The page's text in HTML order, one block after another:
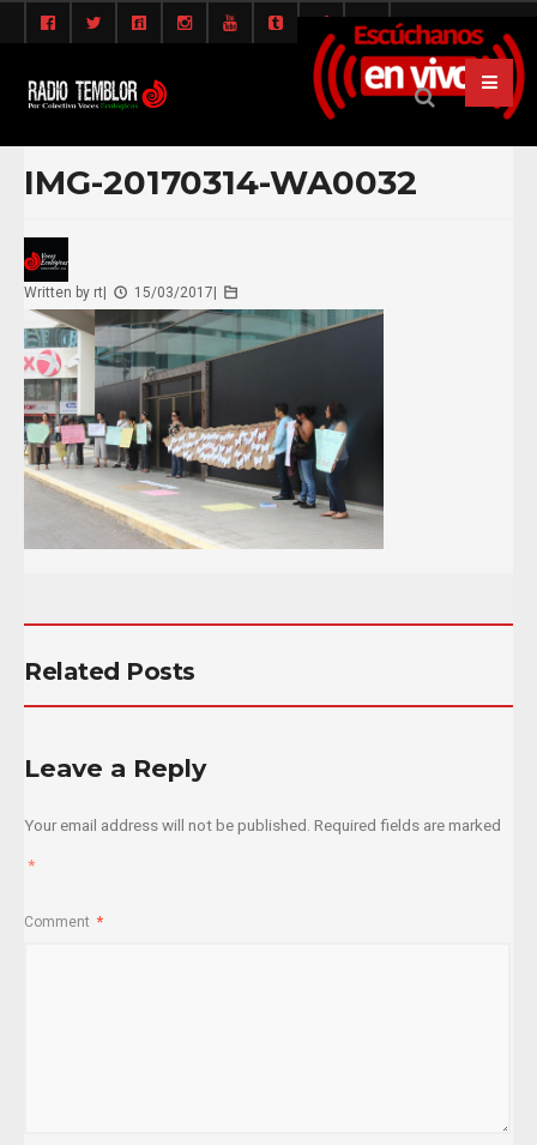
IMG-20170314-WA0032
Written by rt 15/03/2017
Related Posts
Leave a Reply
Your email address will not be published. Required fields are marked
*
Comment *